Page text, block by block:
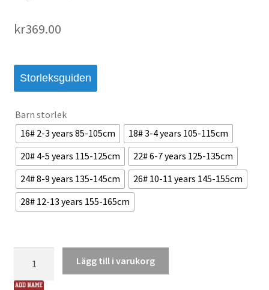
kr369.00
Storleksguiden
Barn storlek
16# 2-3 years 85-105cm
18# 3-4 years 105-115cm
20# 4-5 years 115-125cm
22# 6-7 years 125-135cm
24# 8-9 years 135-145cm
26# 10-11 years 145-155cm
28# 12-13 years 155-165cm
Billiga
Barn
Lägg till i varukorg